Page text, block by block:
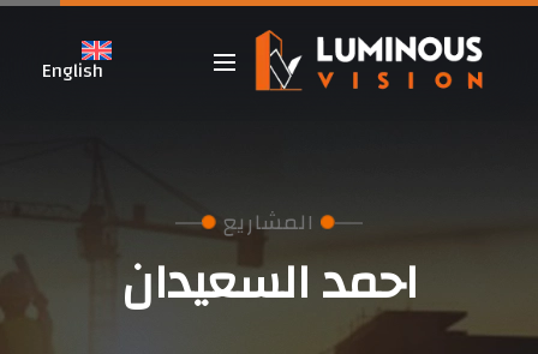
English
المشاريع
احمد السعيدان